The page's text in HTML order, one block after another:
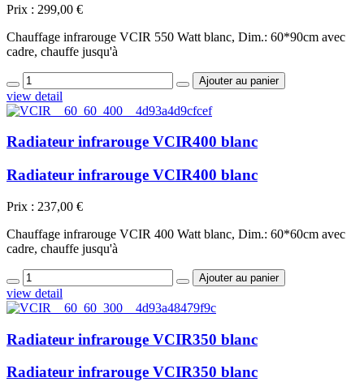
Prix : 299,00 €
Chauffage infrarouge VCIR 550 Watt blanc, Dim.: 60*90cm avec
cadre, chauffe jusqu'à
view detail
Radiateur infrarouge VCIR400 blanc
Radiateur infrarouge VCIR400 blanc
Prix : 237,00 €
Chauffage infrarouge VCIR 400 Watt blanc, Dim.: 60*60cm avec
cadre, chauffe jusqu'à
view detail
Radiateur infrarouge VCIR350 blanc
Radiateur infrarouge VCIR350 blanc